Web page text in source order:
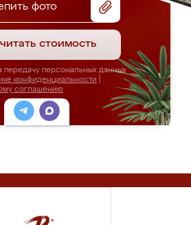
фото
стоимость
передачу персональных данных
конфиденциальности
соглашению